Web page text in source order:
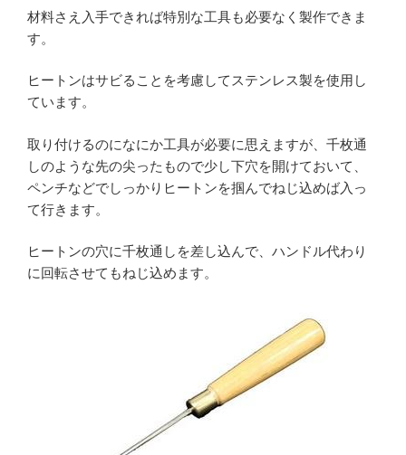
材料さえ入手できれば特別な工具も必要なく製作できま
す。
ヒートンはサビることを考慮してステンレス製を使用し
ています。
取り付けるのになにか工具が必要に思えますが、千枚通
しのような先の尖ったもので少し下穴を開けておいて、
ペンチなどでしっかりヒートンを掴んでねじ込めば入っ
て行きます。
ヒートンの穴に千枚通しを差し込んで、ハンドル代わり
に回転させてもねじ込めます。